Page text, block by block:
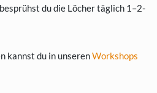
du die Löcher täglich 1–2-
kannst du in unserenWorkshops